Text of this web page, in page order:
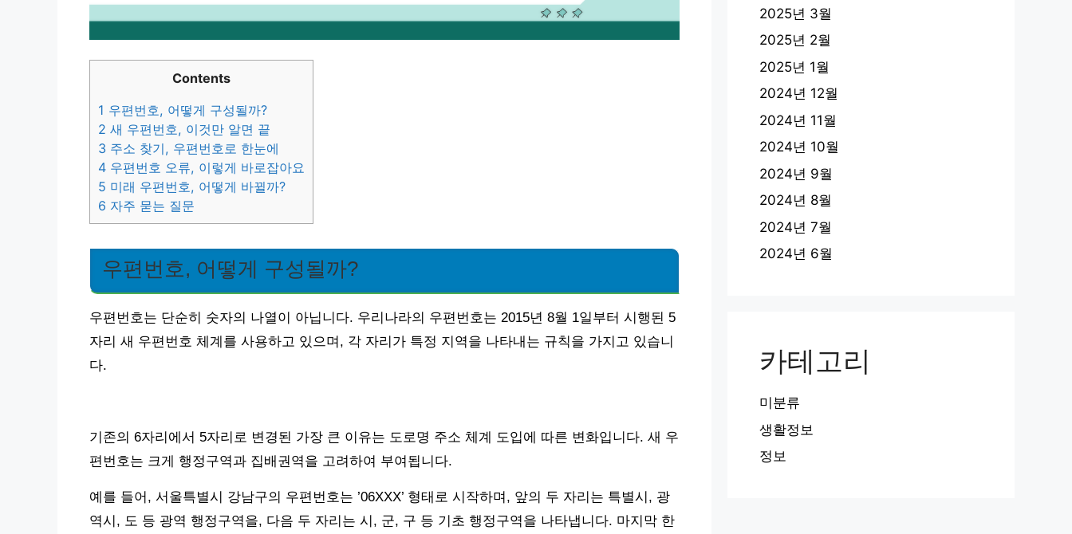
Contents
1 우편번호, 어떻게 구성될까?
2 새 우편번호, 이것만 알면 끝
3 주소 찾기, 우편번호로 한눈에
4 우편번호 오류, 이렇게 바로잡아요
5 미래 우편번호, 어떻게 바뀔까?
6 자주 묻는 질문
우편번호, 어떻게 구성될까?
우편번호는 단순히 숫자의 나열이 아닙니다. 우리나라의 우편번호는 2015년 8월 1일부터 시행된 5
자리 새 우편번호 체계를 사용하고 있으며, 각 자리가 특정 지역을 나타내는 규칙을 가지고 있습니
다.
기존의 6자리에서 5자리로 변경된 가장 큰 이유는 도로명 주소 체계 도입에 따른 변화입니다. 새 우
편번호는 크게 행정구역과 집배권역을 고려하여 부여됩니다.
예를 들어, 서울특별시 강남구의 우편번호는 ’06XXX’ 형태로 시작하며, 앞의 두 자리는 특별시, 광
역시, 도 등 광역 행정구역을, 다음 두 자리는 시, 군, 구 등 기초 행정구역을 나타냅니다. 마지막 한
2025년 3월
2025년 2월
2025년 1월
2024년 12월
2024년 11월
2024년 10월
2024년 9월
2024년 8월
2024년 7월
2024년 6월
카테고리
미분류
생활정보
정보